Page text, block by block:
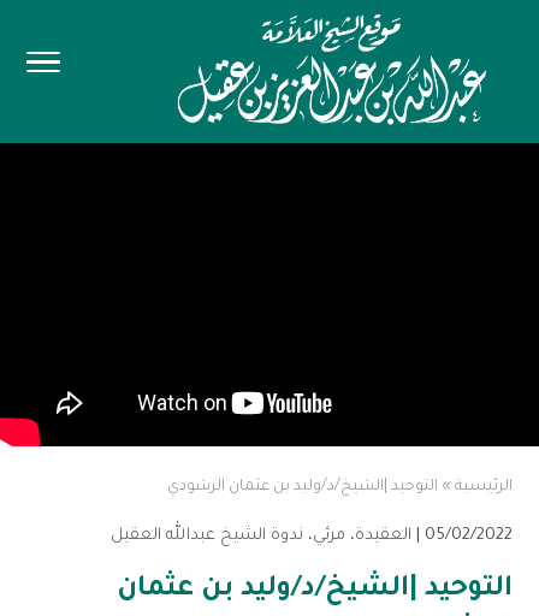
الرئيسية » التوحيد |الشيخ/د/وليد بن عثمان الرشودي
05/02/2022 | العقيدة، مرئي، ندوة الشيخ عبدالله العقيل
التوحيد |الشيخ/د/وليد بن عثمان